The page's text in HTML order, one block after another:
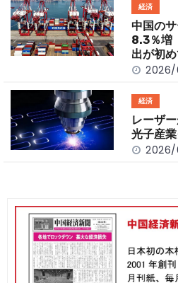
経済
中国の
8.3％増
出が初
2026/
経済
レーザ
光子産
2026/